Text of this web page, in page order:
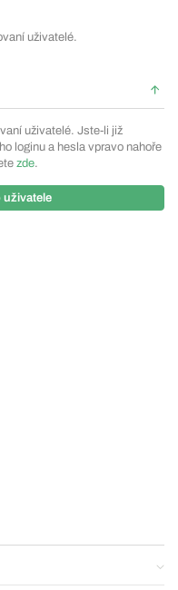
uživatelé.
uživatelé. Jste-li již
loginu a hesla vpravo nahoře
zde.
uživatele